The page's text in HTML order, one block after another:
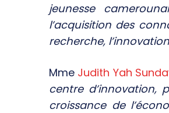
jeunesse
l’acquisition des
recherche,
Mme Judith Yah
centre d’innovation,
croissance de